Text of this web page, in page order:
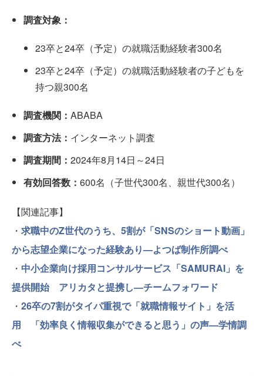
調査対象：
23卒と24卒（予定）の就職活動経験者300名
23卒と24卒（予定）の就職活動経験者の子どもを
持つ親300名
調査機関： ABABA
調査方法： インターネット調査
調査期間： 2024年8月14日～24日
有効回答数： 600名（子世代300名、親世代300名）
【関連記事】
・ 求職中のZ世代のうち、5割が「SNSのショート動画」
から志望企業になった経験あり—よつば制作所調べ
・ 中小企業向け採用コンサルサービス「SAMURAI」を
提供開始 アリカタと提携し—チームフォワード
・ 26卒の7割がタイパ重視で「就職情報サイト」を活
用 「効率良く情報収集ができると思う」の声—学情調
べ